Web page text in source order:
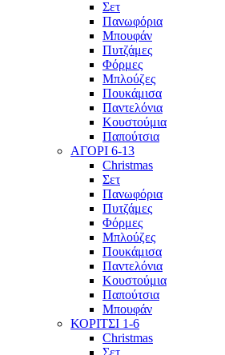
Σετ
Πανωφόρια
Μπουφάν
Πυτζάμες
Φόρμες
Μπλούζες
Πουκάμισα
Παντελόνια
Κουστούμια
Παπούτσια
ΑΓΟΡΙ 6-13
Christmas
Σετ
Πανωφόρια
Πυτζάμες
Φόρμες
Μπλούζες
Πουκάμισα
Παντελόνια
Κουστούμια
Παπούτσια
Μπουφάν
ΚΟΡΙΤΣΙ 1-6
Christmas
Σετ